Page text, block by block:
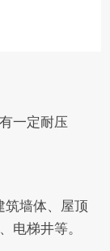
一定耐压
墙体、屋顶
电梯井等。